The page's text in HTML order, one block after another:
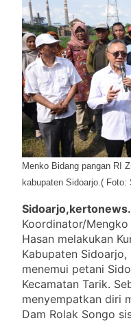
2 Agustus 2026
Meitri Citra Serap
Medsos Lewat
Gathering
31 Juli 2026
Kejari Kota
Sembilan
29 Juli 2026
Menko Bidang pangan RI
kabupaten Sidoarjo.( Foto:
Koordinator/
Hasan melakukan
Kabupaten Sidoarjo,
menemui petani
Kecamatan Tarik.
menyempatkan diri
Dam Rolak Songo